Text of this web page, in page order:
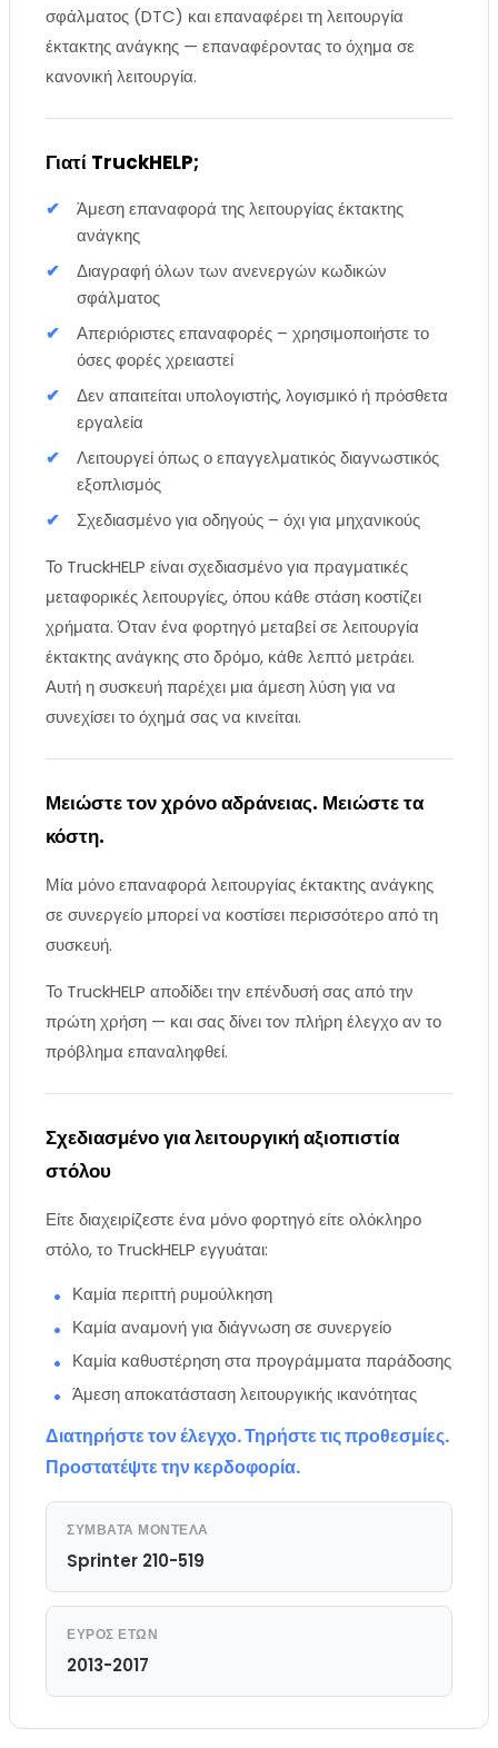
σφάλματος (DTC) και επαναφέρει τη λειτουργία
έκτακτης ανάγκης — επαναφέροντας το όχημα σε
κανονική λειτουργία.
Γιατί TruckHELP;
Άμεση επαναφορά της λειτουργίας έκτακτης
ανάγκης
Διαγραφή όλων των ανενεργών κωδικών
σφάλματος
Απεριόριστες επαναφορές – χρησιμοποιήστε το
όσες φορές χρειαστεί
Δεν απαιτείται υπολογιστής, λογισμικό ή πρόσθετα
εργαλεία
Λειτουργεί όπως ο επαγγελματικός διαγνωστικός
εξοπλισμός
Σχεδιασμένο για οδηγούς – όχι για μηχανικούς
Το TruckHELP είναι σχεδιασμένο για πραγματικές
μεταφορικές λειτουργίες, όπου κάθε στάση κοστίζει
χρήματα. Όταν ένα φορτηγό μεταβεί σε λειτουργία
έκτακτης ανάγκης στο δρόμο, κάθε λεπτό μετράει.
Αυτή η συσκευή παρέχει μια άμεση λύση για να
συνεχίσει το όχημά σας να κινείται.
Μειώστε τον χρόνο αδράνειας. Μειώστε τα
κόστη.
Μία μόνο επαναφορά λειτουργίας έκτακτης ανάγκης
σε συνεργείο μπορεί να κοστίσει περισσότερο από τη
συσκευή.
Το TruckHELP αποδίδει την επένδυσή σας από την
πρώτη χρήση — και σας δίνει τον πλήρη έλεγχο αν το
πρόβλημα επαναληφθεί.
Σχεδιασμένο για λειτουργική αξιοπιστία
στόλου
Είτε διαχειρίζεστε ένα μόνο φορτηγό είτε ολόκληρο
στόλο, το TruckHELP εγγυάται:
Καμία περιττή ρυμούλκηση
Καμία αναμονή για διάγνωση σε συνεργείο
Καμία καθυστέρηση στα προγράμματα παράδοσης
Άμεση αποκατάσταση λειτουργικής ικανότητας
Διατηρήστε τον έλεγχο. Τηρήστε τις προθεσμίες.
Προστατέψτε την κερδοφορία.
ΣΥΜΒΑΤΆ ΜΟΝΤΈΛΑ
Sprinter 210-519
ΕΎΡΟΣ ΕΤΏΝ
2013-2017